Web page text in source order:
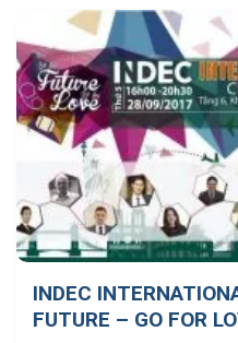
INDEC
FUTURE – GO FOR